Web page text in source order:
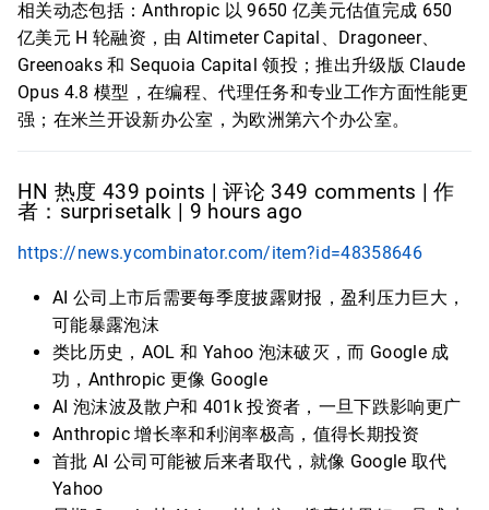
相关动态包括：Anthropic 以 9650 亿美元估值完成 650
亿美元 H 轮融资，由 Altimeter Capital、Dragoneer、
Greenoaks 和 Sequoia Capital 领投；推出升级版 Claude
Opus 4.8 模型，在编程、代理任务和专业工作方面性能更
强；在米兰开设新办公室，为欧洲第六个办公室。
HN 热度 439 points | 评论 349 comments | 作
者：surprisetalk | 9 hours ago
https://news.ycombinator.com/item?id=48358646
AI 公司上市后需要每季度披露财报，盈利压力巨大，
可能暴露泡沫
类比历史，AOL 和 Yahoo 泡沫破灭，而 Google 成
功，Anthropic 更像 Google
AI 泡沫波及散户和 401k 投资者，一旦下跌影响更广
Anthropic 增长率和利润率极高，值得长期投资
首批 AI 公司可能被后来者取代，就像 Google 取代
Yahoo